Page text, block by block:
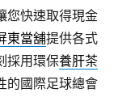
您快速取得現金
東當舖提供各式
採用環保養肝茶
的國際足球總會